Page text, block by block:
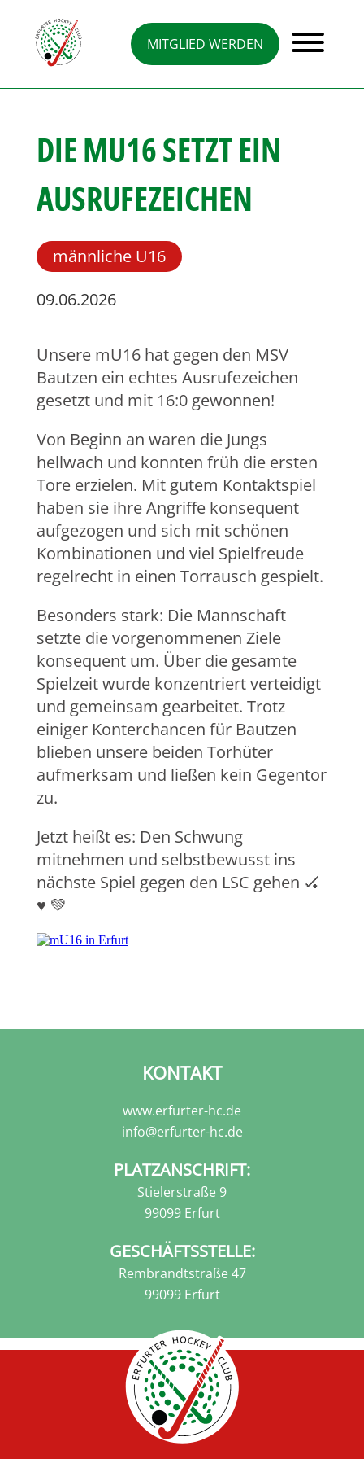
MITGLIED WERDEN
DIE MU16 SETZT EIN
AUSRUFEZEICHEN
männliche U16
09.06.2026
Unsere mU16 hat gegen den MSV
Bautzen ein echtes Ausrufezeichen
gesetzt und mit 16:0 gewonnen!
Von Beginn an waren die Jungs
hellwach und konnten früh die ersten
Tore erzielen. Mit gutem Kontaktspiel
haben sie ihre Angriffe konsequent
aufgezogen und sich mit schönen
Kombinationen und viel Spielfreude
regelrecht in einen Torrausch gespielt.
Besonders stark: Die Mannschaft
setzte die vorgenommenen Ziele
konsequent um. Über die gesamte
Spielzeit wurde konzentriert verteidigt
und gemeinsam gearbeitet. Trotz
einiger Konterchancen für Bautzen
blieben unsere beiden Torhüter
aufmerksam und ließen kein Gegentor
zu.
Jetzt heißt es: Den Schwung
mitnehmen und selbstbewusst ins
nächste Spiel gegen den LSC gehen 🏑
♥️ 💚
PLATZANSCHRIFT:
Stielerstraße 9
99099 Erfurt
KONTAKT
www.erfurter-hc.de
info@erfurter-hc.de
GESCHÄFTSSTELLE:
Rembrandtstraße 47
99099 Erfurt